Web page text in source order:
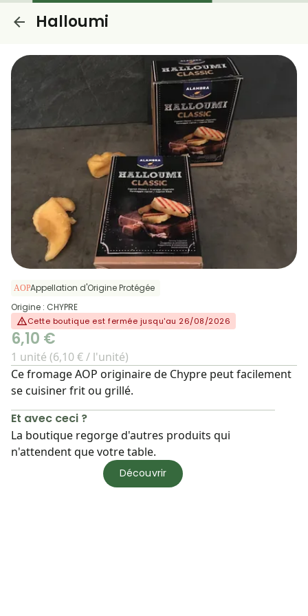
Halloumi
Appellation d'Origine Protégée
Origine : CHYPRE
Cette boutique est fermée jusqu'au 26/08/2026
6,10 €
1 unité (6,10 € / l'unité)
Ce fromage AOP originaire de Chypre peut facilement
se cuisiner frit ou grillé.
Et avec ceci ?
La boutique regorge d'autres produits qui
n'attendent que votre table.
Découvrir